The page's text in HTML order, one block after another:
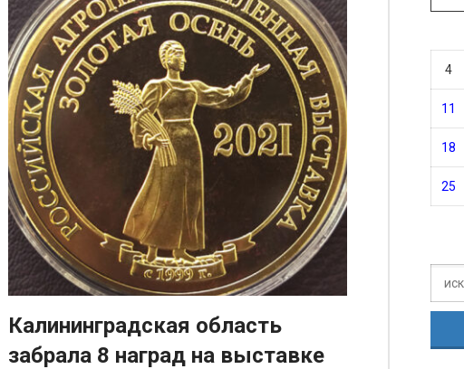
Калининградская область
забрала 8 наград на выставке
4
11
18
25